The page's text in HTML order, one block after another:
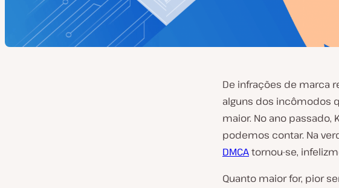
De infrações de marca
alguns dos incômodos
maior. No ano
podemos contar. Na
DMCAtornou-se,
Quanto maior for, pior